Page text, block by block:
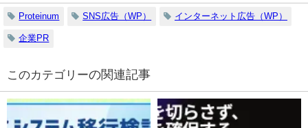
Proteinum SNS広告（WP） インターネット広告（WP）
企業PR
の関連記事